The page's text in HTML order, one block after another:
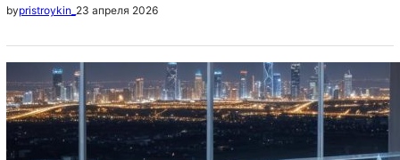
bypristroykin_ 23 апреля 2026